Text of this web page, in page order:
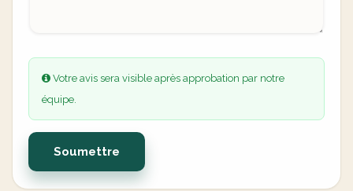
Votre avis sera visible après approbation par notre
équipe.
Soumettre